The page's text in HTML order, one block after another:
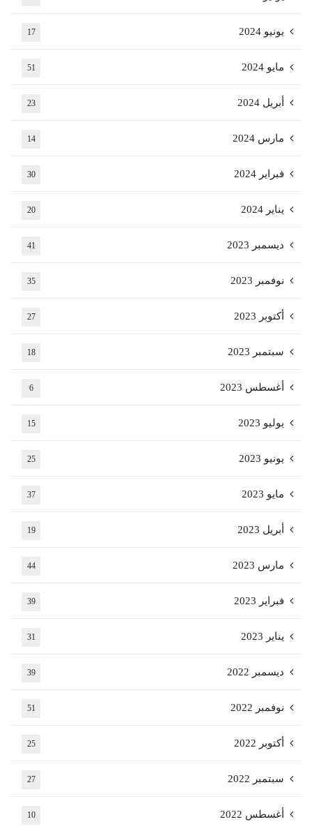
يونيو 2024 17
مايو 2024 51
أبريل 2024 23
مارس 2024 14
فبراير 2024 30
يناير 2024 20
ديسمبر 2023 41
نوفمبر 2023 35
أكتوبر 2023 27
سبتمبر 2023 18
أغسطس 2023 6
يوليو 2023 15
يونيو 2023 25
مايو 2023 37
أبريل 2023 19
مارس 2023 44
فبراير 2023 39
يناير 2023 31
ديسمبر 2022 39
نوفمبر 2022 51
أكتوبر 2022 25
سبتمبر 2022 27
أغسطس 2022 10